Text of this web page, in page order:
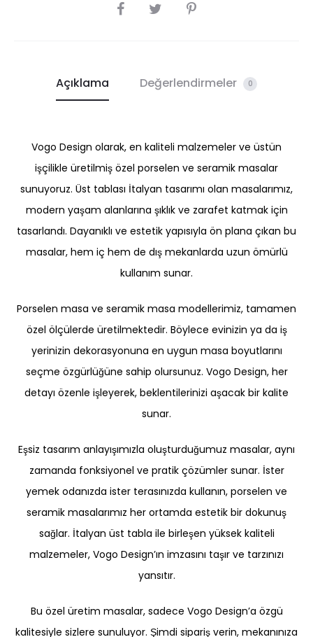
SHARE
Açıklama Değerlendirmeler 0
Vogo Design olarak, en kaliteli malzemeler ve üstün
işçilikle üretilmiş özel porselen ve seramik masalar
sunuyoruz. Üst tablası İtalyan tasarımı olan masalarımız,
modern yaşam alanlarına şıklık ve zarafet katmak için
tasarlandı. Dayanıklı ve estetik yapısıyla ön plana çıkan bu
masalar, hem iç hem de dış mekanlarda uzun ömürlü
kullanım sunar.
Porselen masa ve seramik masa modellerimiz, tamamen
özel ölçülerde üretilmektedir. Böylece evinizin ya da iş
yerinizin dekorasyonuna en uygun masa boyutlarını
seçme özgürlüğüne sahip olursunuz. Vogo Design, her
detayı özenle işleyerek, beklentilerinizi aşacak bir kalite
sunar.
Eşsiz tasarım anlayışımızla oluşturduğumuz masalar, aynı
zamanda fonksiyonel ve pratik çözümler sunar. İster
yemek odanızda ister terasınızda kullanın, porselen ve
seramik masalarımız her ortamda estetik bir dokunuş
sağlar. İtalyan üst tabla ile birleşen yüksek kaliteli
malzemeler, Vogo Design’ın imzasını taşır ve tarzınızı
yansıtır.
Bu özel üretim masalar, sadece Vogo Design’a özgü
kalitesiyle sizlere sunuluyor. Şimdi sipariş verin, mekanınıza